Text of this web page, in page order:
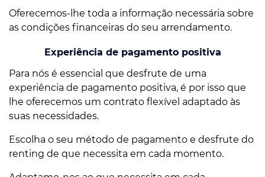
Oferecemos-lhe toda a informação necessária sobre
as condições financeiras do seu arrendamento.
Experiência de pagamento positiva
Para nós é essencial que desfrute de uma
experiência de pagamento positiva, é por isso que
lhe oferecemos um contrato flexível adaptado às
suas necessidades.
Escolha o seu método de pagamento e desfrute do
renting de que necessita em cada momento.